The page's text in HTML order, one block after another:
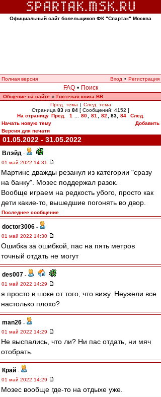
Официальный сайт болельщиков ФК "Спартак" Москва
Полная версия Вход • Регистрация
FAQ • Поиск
Общение на сайте » Гостевая книга ВВ
Пред. тема | След. тема
Страница 83 из 84 [ Сообщений: 4152 ]
На страницу Пред. 1 80 81 82 83, 84
След.
Начать новую тему
Добавить
Версия для печати
01.05.2022 - 31.05.2022
Влэйд -
01 май 2022 14:31
Мартинс дважды резанул из категории "сразу
на банку". Мозес поддержал разок.
Вообще играем на редкость убого, просто как
дети какие-то, вышедшие погонять во двор.
Последнее сообщение
doctor3006 -
01 май 2022 14:30
Ошибка за ошибкой, пас на пять метров
точный отдать не могут
des007 -
01 май 2022 14:29
я просто в шоке от того, что вижу. Неужели все
настолько плохо?
man26 -
01 май 2022 14:29
Не выспались, что ли? Ни пас отдать, ни мяч
отобрать.
Край -
01 май 2022 14:29
Мозес вообще где-то на отдыхе уже.